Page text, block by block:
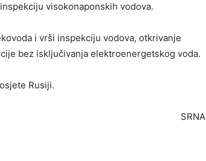
visokonaponskih vodova.
i vrši inspekciju vodova, otkrivanje
bez isključivanja elektroenergetskog voda.
Rusiji.
SRNA